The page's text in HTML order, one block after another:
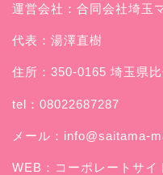
運営会社：合同会社埼玉
代表：湯澤直樹
住所：350-0165 埼玉県
tel：08022687287
メール： info@saitama-
WEB： コーポレートサイ